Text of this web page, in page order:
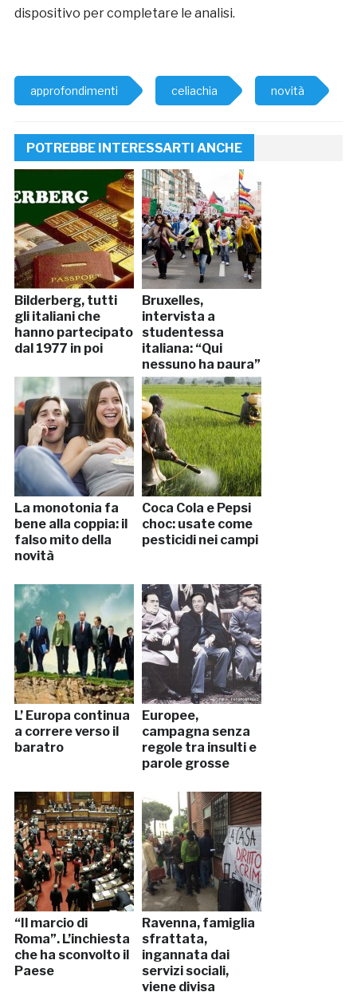
dispositivo per completare le analisi.
approfondimenti celiachia novità
POTREBBE INTERESSARTI ANCHE
Bilderberg, tutti
gli italiani che
hanno partecipato
dal 1977 in poi
Bruxelles,
intervista a
studentessa
italiana: “Qui
nessuno ha paura”
La monotonia fa
bene alla coppia: il
falso mito della
novità
Coca Cola e Pepsi
choc: usate come
pesticidi nei campi
L’ Europa continua
a correre verso il
baratro
Europee,
campagna senza
regole tra insulti e
parole grosse
“Il marcio di
Roma”. L’inchiesta
che ha sconvolto il
Paese
Ravenna, famiglia
sfrattata,
ingannata dai
servizi sociali,
viene divisa